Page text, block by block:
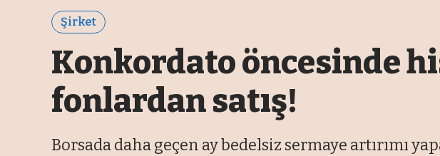
Şirket
Konkordato öncesinde
fonlardan satış!
Borsada daha geçen ay bedelsiz sermaye artırımı